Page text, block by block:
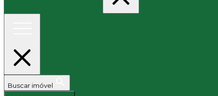
Buscar imóvel